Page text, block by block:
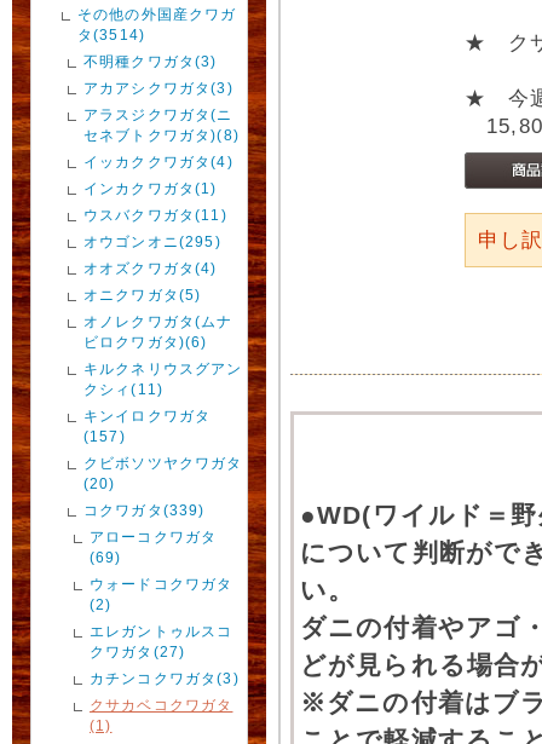
その他の外国産クワガ
タ(3514)
不明種クワガタ(3)
アカアシクワガタ(3)
アラスジクワガタ(ニ
セネブトクワガタ)(8)
イッカククワガタ(4)
インカクワガタ(1)
ウスバクワガタ(11)
オウゴンオニ(295)
オオズクワガタ(4)
オニクワガタ(5)
オノレクワガタ(ムナ
ビロクワガタ)(6)
キルクネリウスグアン
クシィ(11)
キンイロクワガタ
(157)
クビボソツヤクワガタ
(20)
コクワガタ(339)
アローコクワガタ
(69)
ウォードコクワガタ
(2)
エレガントゥルスコ
クワガタ(27)
カチンコクワガタ(3)
クサカベコクワガタ
(1)
★ ク
★ 今
申し
●WD(ワイルド＝
について判断がで
い。
ダニの付着やアゴ
どが見られる場合
※ダニの付着はブ